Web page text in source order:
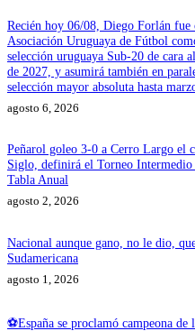
Recién hoy 06/08, Diego Forlán
Asociación Uruguaya de Fútbol
selección uruguaya Sub-20 de cara
de 2027, y asumirá también en
selección mayor absoluta hasta
agosto 6, 2026
Peñarol goleo 3-0 a Cerro Largo el
Siglo, definirá el Torneo Intermedio
Tabla Anual
agosto 2, 2026
Nacional aunque gano, no le dio,
Sudamericana
agosto 1, 2026
⚽España se proclamó campeona